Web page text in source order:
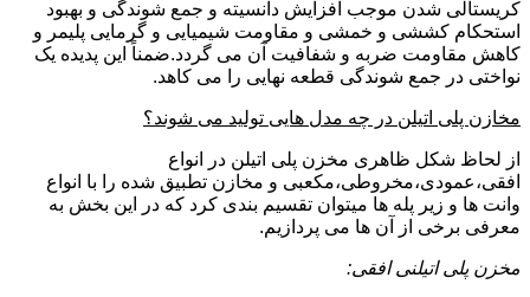
کریستالی شدن موجب افزایش دانسیته و جمع شوندگی و بهبود
استحکام کششی و خمشی و مقاومت شیمیایی و گرمایی پلیمر و
کاهش مقاومت ضربه و شفافیت آن می گردد.ضمناً این پدیده یک
نواختی در جمع شوندگی قطعه نهایی را می کاهد.
مخازن پلی اتیلن در چه مدل هایی تولید می شوند؟
از لحاظ شکل ظاهری مخزن پلی اتیلن در انواع
افقی،عمودی،مخروطی،مکعبی و مخازن تطبیق شده را با انواع
وانت ها و زیر پله ها میتوان تقسیم بندی کرد که در این بخش به
معرفی برخی از آن ها می پردازیم.
مخزن پلی اتیلنی افقی: